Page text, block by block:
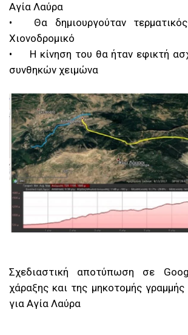
Αγία Λαύρα
•
Θα δημιουργούταν
Χιονοδρομικό
•
Η κίνηση του θα ήταν εφικτή
συνθηκών χειμώνα
Σχεδιαστική αποτύπωση σε
χάραξης και της μηκοτομής
για Αγία Λαύρα